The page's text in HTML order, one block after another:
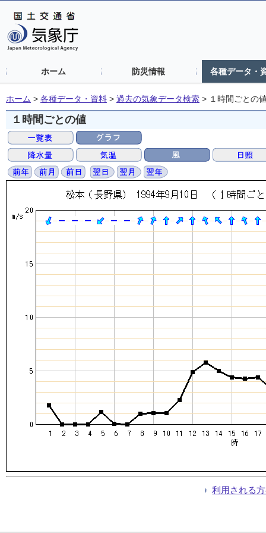
ホーム 防災情報 各種データ・
ホーム > 各種データ・資料 > 過去の気象データ検索 > １時間ごとの
１時間ごとの値
利用される